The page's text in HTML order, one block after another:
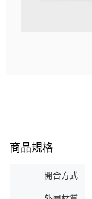
商品規格
開合方式